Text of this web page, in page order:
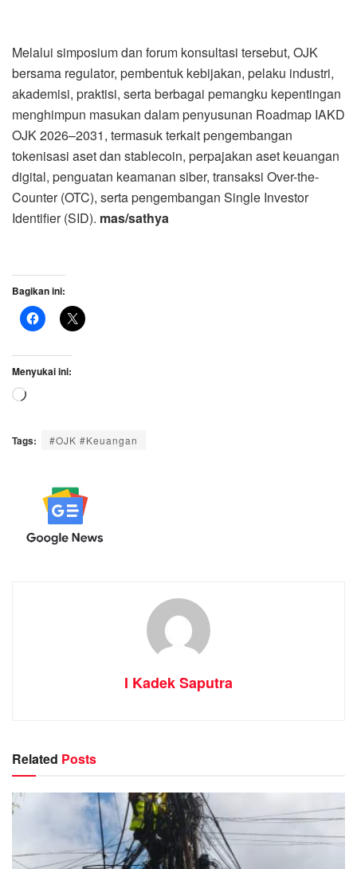
Melalui simposium dan forum konsultasi tersebut, OJK
bersama regulator, pembentuk kebijakan, pelaku industri,
akademisi, praktisi, serta berbagai pemangku kepentingan
menghimpun masukan dalam penyusunan Roadmap IAKD
OJK 2026–2031, termasuk terkait pengembangan
tokenisasi aset dan stablecoin, perpajakan aset keuangan
digital, penguatan keamanan siber, transaksi Over-the-
Counter (OTC), serta pengembangan Single Investor
Identifier (SID). mas/sathya
Bagikan ini:
Menyukai ini:
Memuat...
Tags: #OJK #Keuangan
I Kadek Saputra
Related Posts